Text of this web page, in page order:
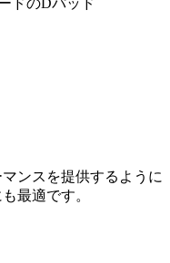
ンスを提供するように
最適です。